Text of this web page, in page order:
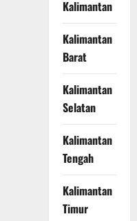
Kalimantan
Kalimantan
Barat
Kalimantan
Selatan
Kalimantan
Tengah
Kalimantan
Timur